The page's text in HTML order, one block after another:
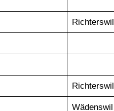
Richterswil
Richterswil
Wädenswil